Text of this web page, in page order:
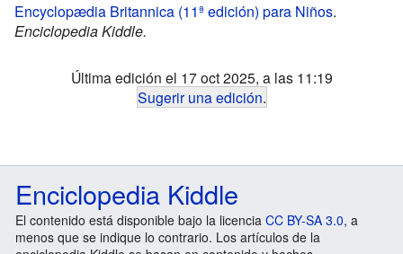
Encyclopædia Britannica (11ª edición) para Niños.
Enciclopedia Kiddle.
Última edición el 17 oct 2025, a las 11:19
Sugerir una edición.
Enciclopedia Kiddle
El contenido está disponible bajo la licencia CC BY-SA 3.0, a
menos que se indique lo contrario. Los artículos de la